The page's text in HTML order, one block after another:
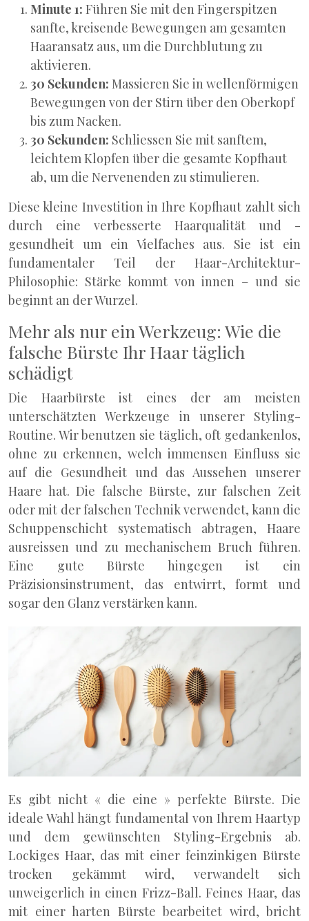
Minute 1: Führen Sie mit den Fingerspitzen
sanfte, kreisende Bewegungen am gesamten
Haaransatz aus, um die Durchblutung zu
aktivieren.
30 Sekunden: Massieren Sie in wellenförmigen
Bewegungen von der Stirn über den Oberkopf
bis zum Nacken.
30 Sekunden: Schliessen Sie mit sanftem,
leichtem Klopfen über die gesamte Kopfhaut
ab, um die Nervenenden zu stimulieren.
Diese kleine Investition in Ihre Kopfhaut zahlt sich
durch eine verbesserte Haarqualität und -
gesundheit um ein Vielfaches aus. Sie ist ein
fundamentaler Teil der Haar-Architektur-
Philosophie: Stärke kommt von innen – und sie
beginnt an der Wurzel.
Mehr als nur ein Werkzeug: Wie die
falsche Bürste Ihr Haar täglich
schädigt
Die Haarbürste ist eines der am meisten
unterschätzten Werkzeuge in unserer Styling-
Routine. Wir benutzen sie täglich, oft gedankenlos,
ohne zu erkennen, welch immensen Einfluss sie
auf die Gesundheit und das Aussehen unserer
Haare hat. Die falsche Bürste, zur falschen Zeit
oder mit der falschen Technik verwendet, kann die
Schuppenschicht systematisch abtragen, Haare
ausreissen und zu mechanischem Bruch führen.
Eine gute Bürste hingegen ist ein
Präzisionsinstrument, das entwirrt, formt und
sogar den Glanz verstärken kann.
Es gibt nicht « die eine » perfekte Bürste. Die
ideale Wahl hängt fundamental von Ihrem Haartyp
und dem gewünschten Styling-Ergebnis ab.
Lockiges Haar, das mit einer feinzinkigen Bürste
trocken gekämmt wird, verwandelt sich
unweigerlich in einen Frizz-Ball. Feines Haar, das
mit einer harten Bürste bearbeitet wird, bricht